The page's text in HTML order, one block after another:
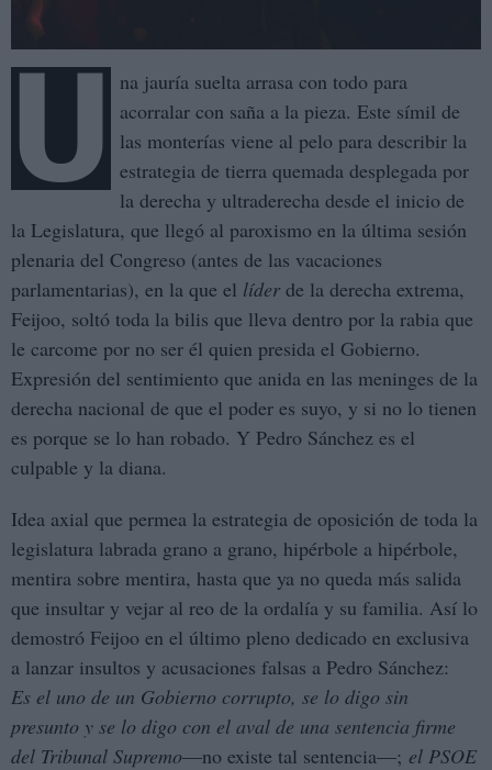
U na jauría suelta arrasa con todo para
acorralar con saña a la pieza. Este símil de
las monterías viene al pelo para describir la
estrategia de tierra quemada desplegada por
la derecha y ultraderecha desde el inicio de
la Legislatura, que llegó al paroxismo en la última sesión
plenaria del Congreso (antes de las vacaciones
parlamentarias), en la que el líder de la derecha extrema,
Feijoo, soltó toda la bilis que lleva dentro por la rabia que
le carcome por no ser él quien presida el Gobierno.
Expresión del sentimiento que anida en las meninges de la
derecha nacional de que el poder es suyo, y si no lo tienen
es porque se lo han robado. Y Pedro Sánchez es el
culpable y la diana.
Idea axial que permea la estrategia de oposición de toda la
legislatura labrada grano a grano, hipérbole a hipérbole,
mentira sobre mentira, hasta que ya no queda más salida
que insultar y vejar al reo de la ordalía y su familia. Así lo
demostró Feijoo en el último pleno dedicado en exclusiva
a lanzar insultos y acusaciones falsas a Pedro Sánchez:
Es el uno de un Gobierno corrupto, se lo digo sin
presunto y se lo digo con el aval de una sentencia firme
del Tribunal Supremo—no existe tal sentencia—; el PSOE